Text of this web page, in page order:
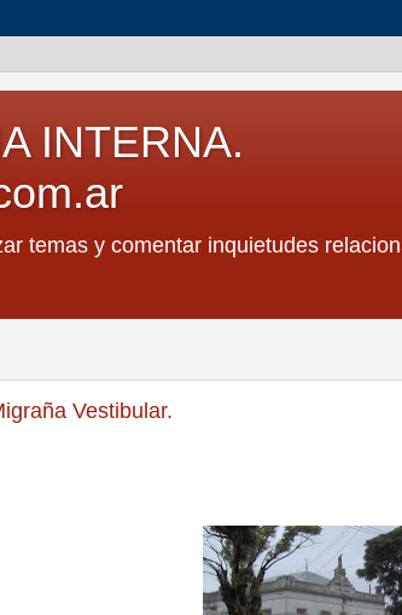
INTERNA.
temas y comentar inquietudes
Vestibular.